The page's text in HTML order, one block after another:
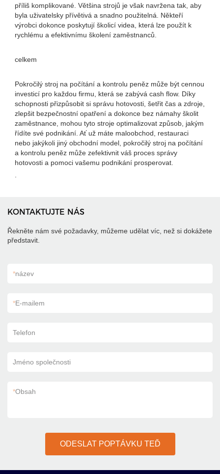
příliš komplikované. Většina strojů je však navržena tak, aby
byla uživatelsky přívětivá a snadno použitelná. Někteří
výrobci dokonce poskytují školicí videa, která lze použít k
rychlému a efektivnímu školení zaměstnanců.
celkem
Pokročilý stroj na počítání a kontrolu peněz může být cennou
investicí pro každou firmu, která se zabývá cash flow. Díky
schopnosti přizpůsobit si správu hotovosti, šetřit čas a zdroje,
zlepšit bezpečnostní opatření a dokonce bez námahy školit
zaměstnance, mohou tyto stroje optimalizovat způsob, jakým
řídíte své podnikání. Ať už máte maloobchod, restauraci
nebo jakýkoli jiný obchodní model, pokročilý stroj na počítání
a kontrolu peněz může zefektivnit váš proces správy
hotovosti a pomoci vašemu podnikání prosperovat.
KONTAKTUJTE NÁS
Řekněte nám své požadavky, můžeme udělat víc, než si dokážete
představit.
*název
*E-mailem
Telefon
Jméno společnosti
*Obsah
ODESLAT POPTÁVKU TEĎ